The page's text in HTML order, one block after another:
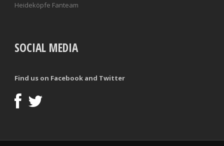
Heideköpfe Fanteam
SOCIAL MEDIA
Find us on Facebook and Twitter